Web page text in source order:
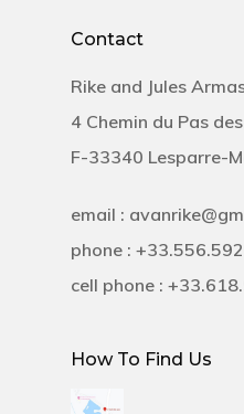
Contact
Rike and Jules
4 Chemin du Pas
F-33340 Lesparre-
email :
phone :
cell phone :
How To Find Us